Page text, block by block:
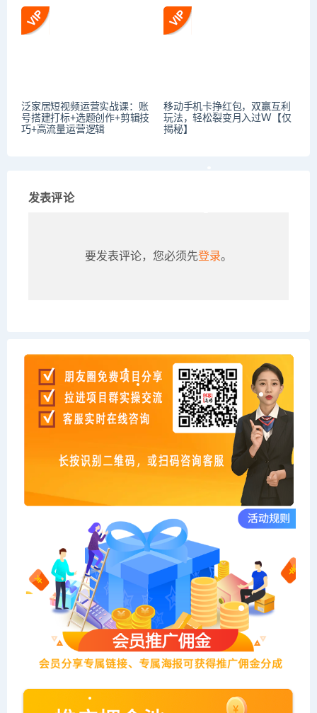
泛家居短视频运营实战课：账
号搭建打标+选题创作+剪辑技
巧+高流量运营逻辑
移动手机卡挣红包，双赢互利
玩法，轻松裂变月入过W【仅
揭秘】
发表评论
要发表评论，您必须先登录。